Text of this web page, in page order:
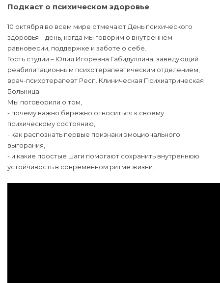
Подкаст о психическом здоровье
10 октября во всем мире отмечают День психического
здоровья – день, когда мы говорим о внутреннем
равновесии, поддержке и заботе о себе.
Гость студии – Юлия Игоревна Габидуллина, заведующий
реабилитационным психотерапевтическим отделением,
врач-психотерапевт Респ. Клиническая Психиатрическая
Больница
Мы поговорили о том,
- почему важно бережно относиться к своему
психическому состоянию,
- как распознать первые признаки эмоционального
выгорания,
- и какие простые шаги помогают сохранить внутреннюю
устойчивость в современном ритме жизни.